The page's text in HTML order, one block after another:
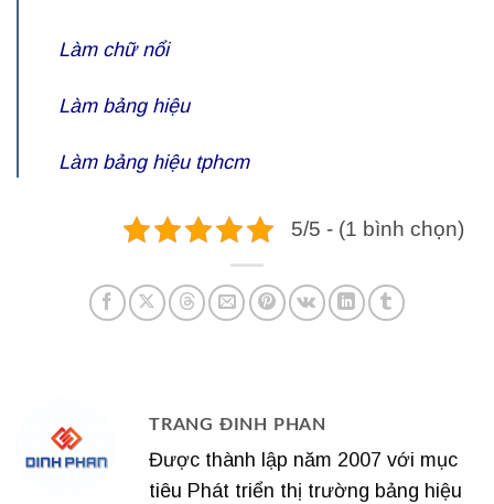
Làm chữ nổi
Làm bảng hiệu
Làm bảng hiệu tphcm
5/5 - (1 bình chọn)
TRANG ĐINH PHAN
Được thành lập năm 2007 với mục
tiêu Phát triển thị trường bảng hiệu